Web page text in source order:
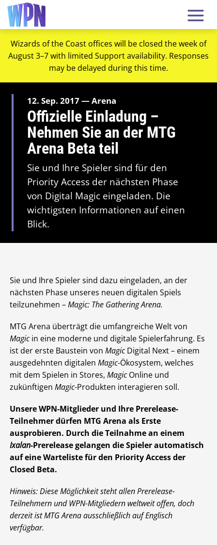
Wizards of the Coast offices will be closed the week of
August 3–7 with limited Support availability. Responses
may be delayed during this time.
12. Sep. 2017 — Arena
Offizielle Einladung –
Nehmen Sie an der MTG
Arena Beta teil
Sie und Ihre Spieler sind für den
Priority Access der nächsten Phase
von Digital Magic eingeladen. Die
wichtigsten Informationen auf einen
Blick.
Sie und Ihre Spieler sind dazu eingeladen, an der
nächsten Phase unseres neuen digitalen Spiels
teilzunehmen –Magic: The Gathering Arena.
MTG Arena überträgt die umfangreiche Welt von
Magicin eine moderne und digitale Spielerfahrung. Es
ist der erste Baustein von MagicDigital Next – einem
ausgedehnten digitalen Magic-Ökosystem, welches
mit dem Spielen in Stores, MagicOnline und
zukünftigen Magic-Produkten interagieren soll.
Unsere WPN-Mitglieder und Ihre Prerelease-
Teilnehmer dürfen MTG Arena als Erste
ausprobieren. Durch die Teilnahme an einem
Ixalan-Prerelease gelangen die Spieler automatisch
auf eine Warteliste für den Priority Access der
Closed Beta.
Hinweis: Diese Möglichkeit steht allen Prerelease-
Teilnehmern und WPN-Mitgliedern weltweit offen, doch
derzeit ist MTG Arena ausschließlich auf Englisch
verfügbar.